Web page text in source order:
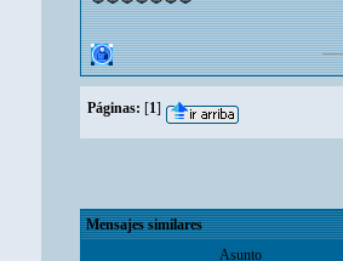
Páginas: [1]
Mensajes similares
Asunto